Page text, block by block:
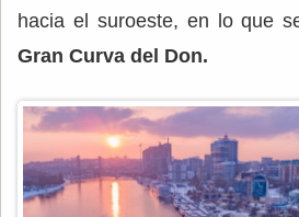
hacia el suroeste, en lo que
Gran Curva del Don.